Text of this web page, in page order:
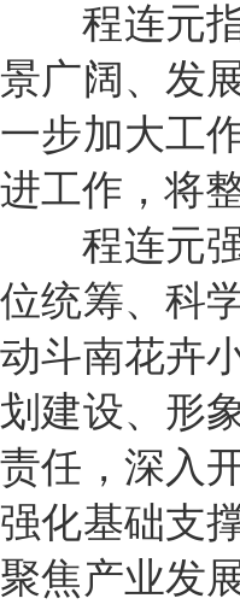
程连元指
景广阔、发
一步加大工
进工作，将
程连元强
位统筹、科
动斗南花卉
划建设、形
责任，深入
强化基础支
聚焦产业发